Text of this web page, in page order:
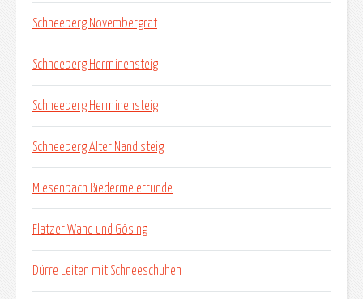
Schneeberg Novembergrat
Schneeberg Herminensteig
Schneeberg Herminensteig
Schneeberg Alter Nandlsteig
Miesenbach Biedermeierrunde
Flatzer Wand und Gösing
Dürre Leiten mit Schneeschuhen